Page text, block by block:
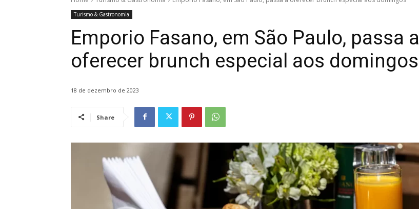
Turismo & Gastronomia
Emporio Fasano, em São Paulo, passa a
oferecer brunch especial aos domingos
18 de dezembro de 2023
Share